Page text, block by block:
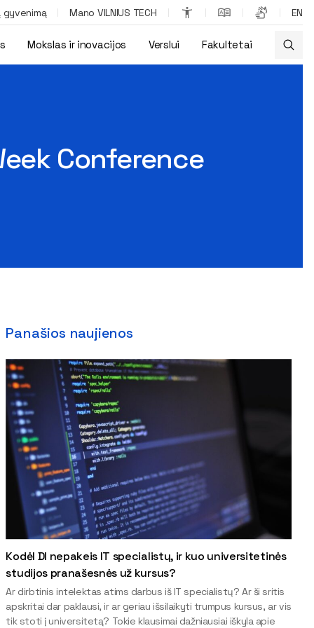
gyvenimą Mano VILNIUS TECH EN
Mokslas ir inovacijos Verslui Fakultetai
Conference
Panašios naujienos
Kodėl DI nepakeis IT specialistų, ir kuo universitetinės
studijos pranašesnės už kursus?
Ar dirbtinis intelektas atims darbus iš IT specialistų? Ar ši sritis
apskritai dar paklausi, ir ar geriau išsilaikyti trumpus kursus, ar vis
tik stoti į universitetą? Tokie klausimai dažniausiai iškyla apie